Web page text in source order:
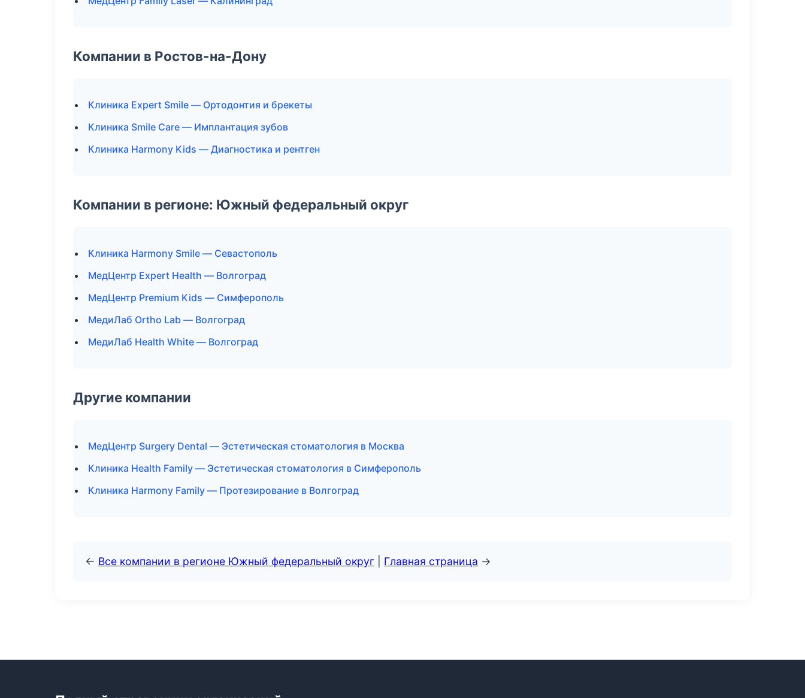
Компании в Ростов-на-Дону
Клиника Expert Smile — Ортодонтия и брекеты
Клиника Smile Care — Имплантация зубов
Клиника Harmony Kids — Диагностика и рентген
Компании в регионе: Южный федеральный округ
Клиника Harmony Smile — Севастополь
МедЦентр Expert Health — Волгоград
МедЦентр Premium Kids — Симферополь
МедиЛаб Ortho Lab — Волгоград
МедиЛаб Health White — Волгоград
Другие компании
МедЦентр Surgery Dental — Эстетическая стоматология в Москва
Клиника Health Family — Эстетическая стоматология в Симферополь
Клиника Harmony Family — Протезирование в Волгоград
← Все компании в регионе Южный федеральный округ Главная страница →